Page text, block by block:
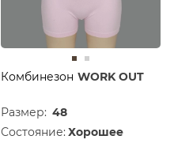
Комбинезон WORK OUT
Размер: 48
Состояние: Хорошее